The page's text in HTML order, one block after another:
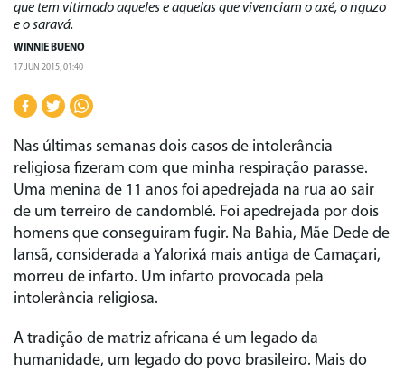
que tem vitimado aqueles e aquelas que vivenciam o axé, o nguzo
e o saravá.
WINNIE BUENO
17 JUN 2015, 01:40
Nas últimas semanas dois casos de intolerância
religiosa fizeram com que minha respiração parasse.
Uma menina de 11 anos foi apedrejada na rua ao sair
de um terreiro de candomblé. Foi apedrejada por dois
homens que conseguiram fugir. Na Bahia, Mãe Dede de
Iansã, considerada a Yalorixá mais antiga de Camaçari,
morreu de infarto. Um infarto provocada pela
intolerância religiosa.
A tradição de matriz africana é um legado da
humanidade, um legado do povo brasileiro. Mais do